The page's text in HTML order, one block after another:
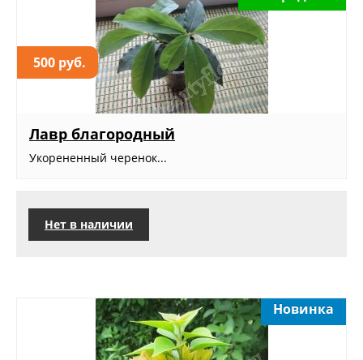
500 руб.
Лавр благородный
Укорененный черенок...
Нет в наличии
Новинка